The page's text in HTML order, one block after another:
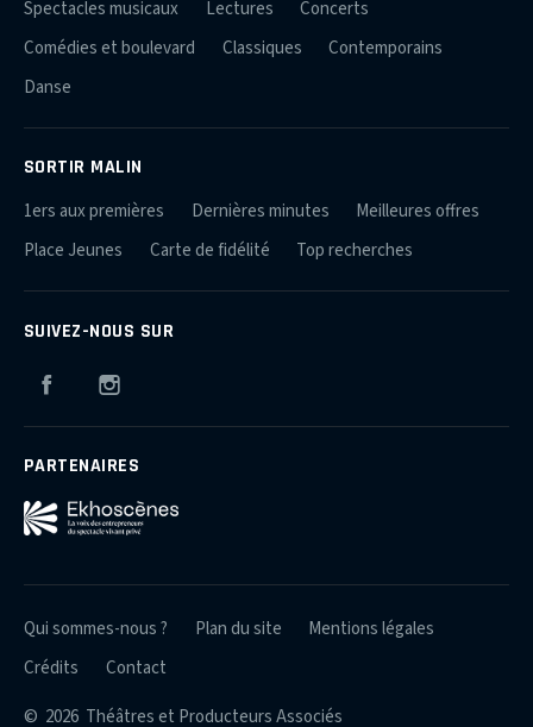
Spectacles musicaux
Lectures
Concerts
Comédies et boulevard
Classiques
Contemporains
Danse
SORTIR MALIN
1ers aux premières Dernières minutes
Meilleures offres
Place Jeunes
Carte de fidélité Top recherches
SUIVEZ-NOUS SUR
Facebook
PARTENAIRES
© 2026 Théâtres et Producteurs Associés
Qui sommes-nous ? Plan du site
Mentions légales
Crédits
Contact